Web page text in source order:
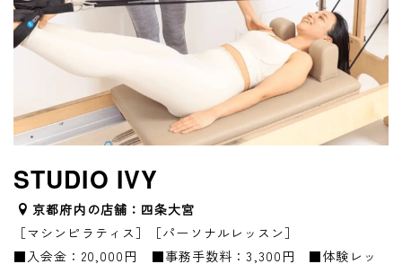
STUDIO IVY
京都府内の店舗：四条大宮
［マシンピラティス］［パーソナルレッスン］
■入会金：20,000円 ■事務手数料：3,300円 ■体験レッ